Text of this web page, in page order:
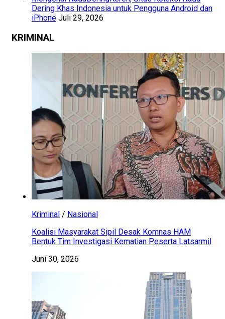
Dering Khas Indonesia untuk Pengguna Android dan
iPhone Juli 29, 2026
KRIMINAL
Kriminal / Nasional
Koalisi Masyarakat Sipil Desak Komnas HAM
Bentuk Tim Investigasi Kematian Peserta Latsarmil
Juni 30, 2026